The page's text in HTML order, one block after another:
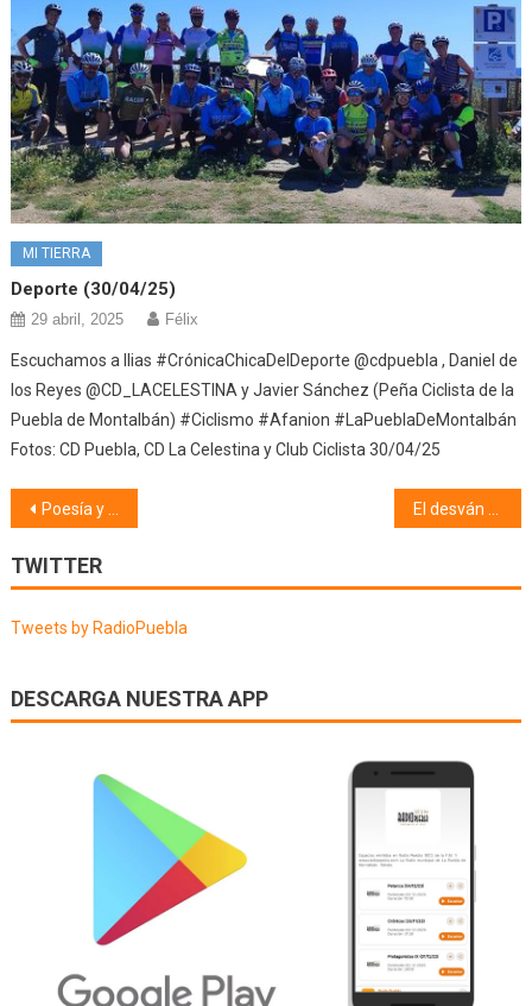
MI TIERRA
Deporte (30/04/25)
29 abril, 2025 Félix
Escuchamos a Ilias #CrónicaChicaDelDeporte @cdpuebla , Daniel de
los Reyes @CD_LACELESTINA y Javier Sánchez (Peña Ciclista de la
Puebla de Montalbán) #Ciclismo #Afanion #LaPueblaDeMontalbán
Fotos: CD Puebla, CD La Celestina y Club Ciclista 30/04/25
Navegación
de
entradas
Poesía y mucho + (05/03/19)
TWITTER
Tweets by RadioPuebla
DESCARGA NUESTRA APP